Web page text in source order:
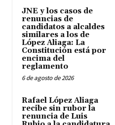
JNE y los casos de
renuncias de
candidatos a alcaldes
similares a los de
López Aliaga: La
Constitución está por
encima del
reglamento
6 de agosto de 2026
Rafael López Aliaga
recibe sin rubor la
renuncia de Luis